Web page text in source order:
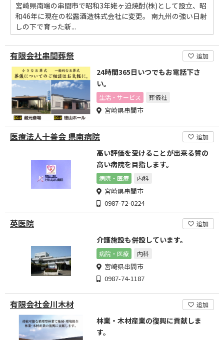
宮崎県南端の串間市で昭和3年姥ヶ迫焼酎(株)として設立、昭
和46年に現在の松露酒造株式会社に変更。 南九州の強い日射
しの下で育った新...
有限会社串間葬祭 追加
24時間365日いつでもお電話下さ
い。
生活・サービス 葬儀社
宮崎県串間市
医療法人十善会 県南病院 追加
高い評価を受けることが出来る質の
高い病院を目指します。
病院・医療 内科
宮崎県串間市
0987-72-0224
英医院 追加
介護施設も併設しています。
病院・医療 内科
宮崎県串間市
0987-74-1187
有限会社金川木材 追加
林業・木材産業の復興に貢献しま
す。